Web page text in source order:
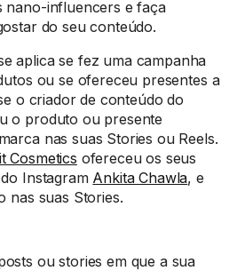
nano-influencers e faça
do seu conteúdo.
aplica se fez uma campanha
ou se ofereceu presentes a
o criador de conteúdo do
o produto ou presente
nas suas Stories ou Reels.
Cosmetics ofereceu os seus
Instagram Ankita Chawla, e
nas suas Stories.
ou stories em que a sua